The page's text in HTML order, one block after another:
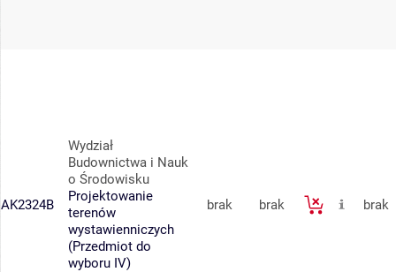
AK2324B
Wydział
Budownictwa i Nauk
o Środowisku
Projektowanie
terenów
wystawienniczych
(Przedmiot do
wyboru IV)
brak brak brak